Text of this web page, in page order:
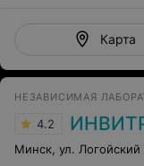
Карта
НЕЗАВИСИМАЯ
4.2
Минск, ул. Логойский